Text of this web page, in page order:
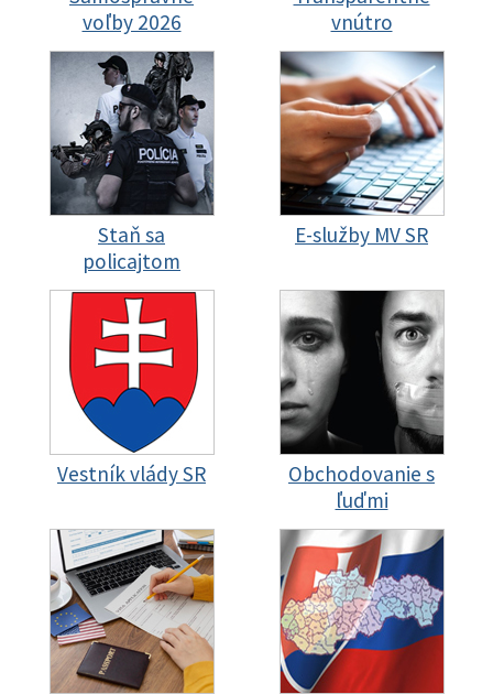
voľby 2026
vnútro
Staň sa
policajtom
E-služby MV SR
Vestník vlády SR
Obchodovanie s
ľuďmi